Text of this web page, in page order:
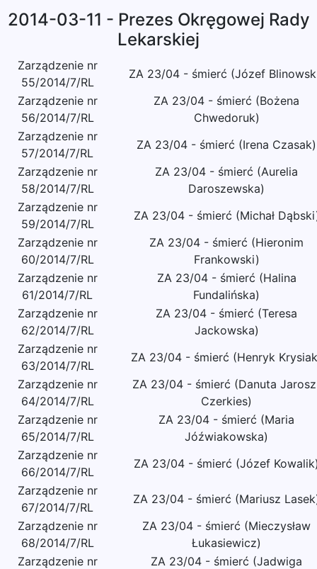
2014-03-11 - Prezes Okręgowej Rady
Lekarskiej
Zarządzenie nr
55/2014/7/RL
ZA 23/04 - śmierć (Józef
Zarządzenie nr
56/2014/7/RL
ZA 23/04 - śmierć (Bożena
Chwedoruk)
Zarządzenie nr
57/2014/7/RL
ZA 23/04 - śmierć (Irena Czasak)
Zarządzenie nr
58/2014/7/RL
ZA 23/04 - śmierć (Aurelia
Daroszewska)
Zarządzenie nr
59/2014/7/RL
ZA 23/04 - śmierć (Michał
Zarządzenie nr
60/2014/7/RL
ZA 23/04 - śmierć (Hieronim
Frankowski)
Zarządzenie nr
61/2014/7/RL
ZA 23/04 - śmierć (Halina
Fundalińska)
Zarządzenie nr
62/2014/7/RL
ZA 23/04 - śmierć (Teresa
Jackowska)
Zarządzenie nr
63/2014/7/RL
ZA 23/04 - śmierć (Henryk
Zarządzenie nr
64/2014/7/RL
ZA 23/04 - śmierć (Danuta
Czerkies)
Zarządzenie nr
65/2014/7/RL
ZA 23/04 - śmierć (Maria
Jóźwiakowska)
Zarządzenie nr
66/2014/7/RL
ZA 23/04 - śmierć (Józef
Zarządzenie nr
67/2014/7/RL
ZA 23/04 - śmierć (Mariusz
Zarządzenie nr
68/2014/7/RL
ZA 23/04 - śmierć (Mieczysław
Łukasiewicz)
Zarządzenie nr
ZA 23/04 - śmierć (Jadwiga